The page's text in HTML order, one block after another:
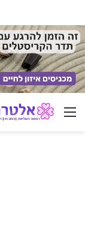
ניווט באתר